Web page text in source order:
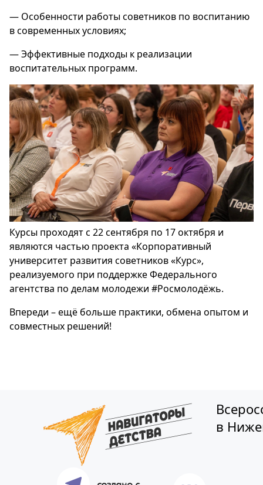
— Особенности работы советников по воспитанию
в современных условиях;
— Эффективные подходы к реализации
воспитательных программ.
Курсы проходят с 22 сентября по 17 октября и
являются частью проекта «Корпоративный
университет развития советников «Курс»,
реализуемого при поддержке Федерального
агентства по делам молодежи #Росмолодёжь.
Впереди – ещё больше практики, обмена опытом и
совместных решений!
в